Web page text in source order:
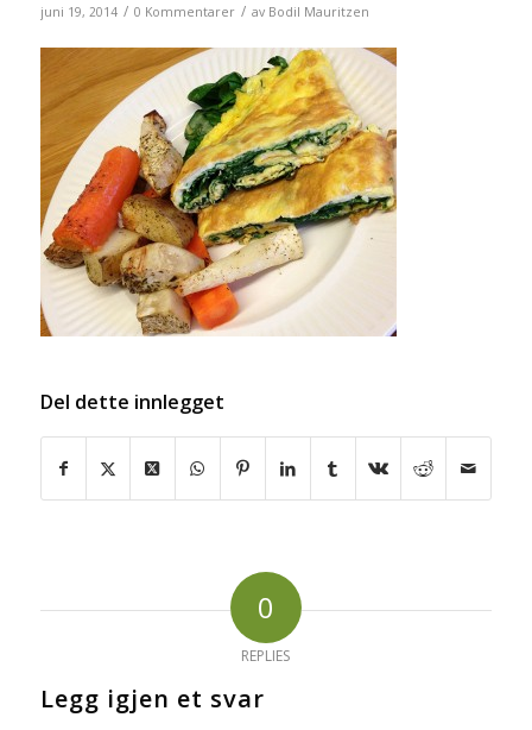
juni 19, 2014 / 0 Kommentarer / av Bodil Mauritzen
Del dette innlegget
0
REPLIES
Legg igjen et svar